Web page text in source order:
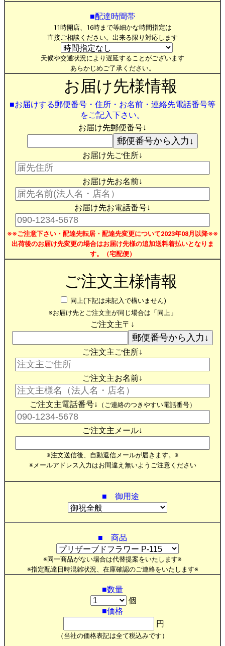
■配達時間帯
11時開店、16時まで等細かな時間指定は
直接ご相談ください。出来る限り対応します
天候や交通状況により遅延することがございます
あらかじめご了承ください。
お届け先様情報
■お届けする郵便番号・住所・お名前・連絡先電話番号等
をご記入下さい。
お届け先郵便番号↓
お届け先ご住所↓
お届け先お名前↓
お届け先お電話番号↓
※※ご注意下さい・配達先転居・配達先変更について2023年08月以降※※
出荷後のお届け先変更の場合はお届け先様の追加送料着払いとなりま
す。（宅配便）
ご注文主様情報
同上(下記は未記入で構いません)
※お届け先とご注文主が同じ場合は「同上」
ご注文主〒↓
ご注文主ご住所↓
ご注文主お名前↓
ご注文主電話番号↓ （ご連絡のつきやすい電話番号）
ご注文主メール↓
※注文送信後、自動返信メールが届きます。※
※メールアドレス入力はお間違え無いようご注意ください
■ 御用途
■ 商品
※同一商品がない場合は代替提案をいたします※
※指定配達日時混雑状況、在庫確認のご連絡をいたします※
■数量
個
■価格
円
（当社の価格表記は全て税込みです）